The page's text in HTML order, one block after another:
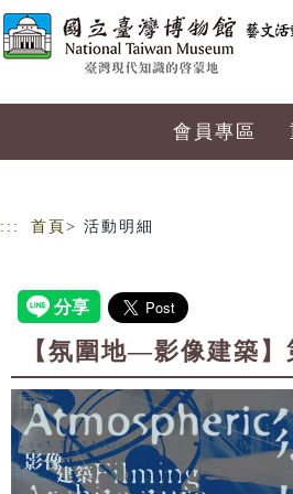
會員專區
::: 首頁 > 活動明細
【氛圍地—影像建築